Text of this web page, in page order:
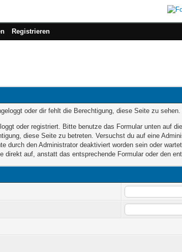
Registrieren
oder dir fehlt die Berechtigung, diese Seite zu
oder registriert. Bitte benutze das Formular unten auf
diese Seite zu betreten. Versuchst du auf eine
durch den Administrator deaktiviert worden sein oder
direkt auf, anstatt das entsprechende Formular oder den